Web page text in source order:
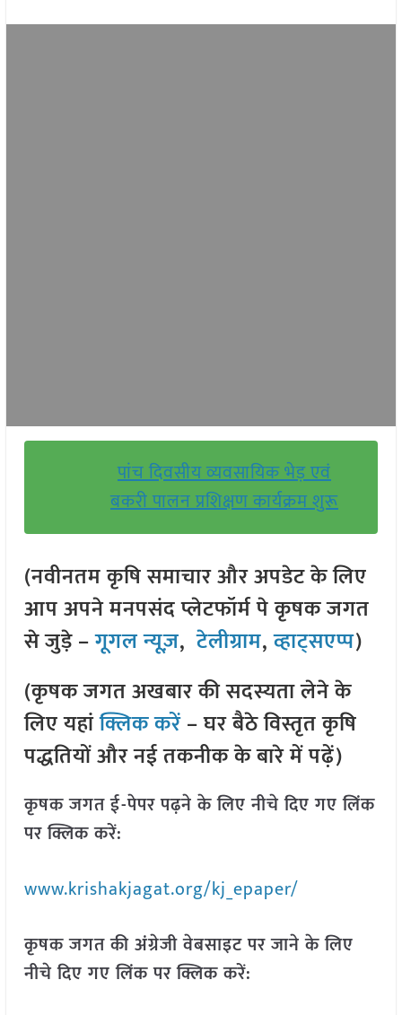
पांच दिवसीय व्यवसायिक भेड़ एवं
बकरी पालन प्रशिक्षण कार्यक्रम शुरू
(नवीनतम कृषि समाचार और अपडेट के लिए
आप अपने मनपसंद प्लेटफॉर्म पे कृषक जगत
से जुड़े –गूगल न्यूज़,टेलीग्राम,व्हाट्सएप्प)
(कृषक जगत अखबार की सदस्यता लेने के
लिए यहांक्लिक करें– घर बैठे विस्तृत कृषि
पद्धतियों और नई तकनीक के बारे में पढ़ें)
कृषक जगत ई-पेपर पढ़ने के लिए नीचे दिए गए लिंक
पर क्लिक करें:
www.krishakjagat.org/kj_epaper/
कृषक जगत की अंग्रेजी वेबसाइट पर जाने के लिए
नीचे दिए गए लिंक पर क्लिक करें: